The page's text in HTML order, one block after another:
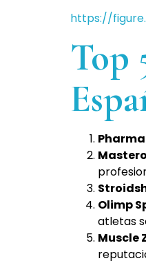
https://
Top
Olimp
atletas
Muscle